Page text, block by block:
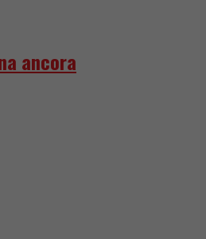
ancora